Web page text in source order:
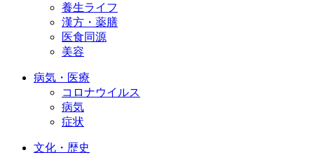
養生ライフ
漢方・薬膳
医食同源
美容
病気・医療
コロナウイルス
病気
症状
文化・歴史